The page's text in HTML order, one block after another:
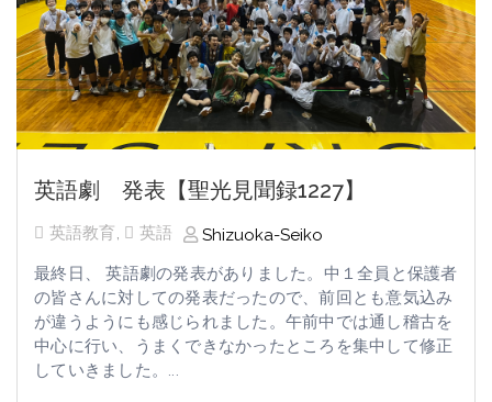
英語劇 発表【聖光見聞録1227】
英語教育 英語
Shizuoka-Seiko
最終日、 英語劇の発表がありました。中１全員と保護者
の皆さんに対しての発表だったので、前回とも意気込み
が違うようにも感じられました。午前中では通し稽古を
中心に行い、うまくできなかったところを集中して修正
していきました。...